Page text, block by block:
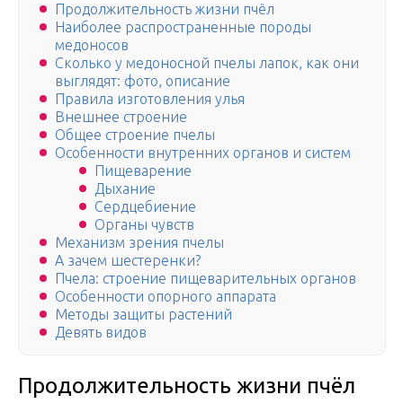
Продолжительность жизни пчёл
Наиболее распространенные породы
медоносов
Сколько у медоносной пчелы лапок, как они
выглядят: фото, описание
Правила изготовления улья
Внешнее строение
Общее строение пчелы
Особенности внутренних органов и систем
Пищеварение
Дыхание
Сердцебиение
Органы чувств
Механизм зрения пчелы
А зачем шестеренки?
Пчела: строение пищеварительных органов
Особенности опорного аппарата
Методы защиты растений
Девять видов
Продолжительность жизни пчёл